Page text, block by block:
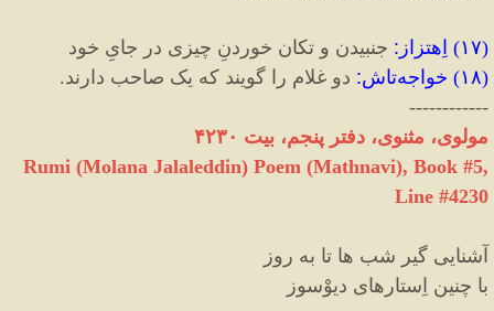
(۱۷) اِهتزاز : جنبیدن و تکان خوردنِ چیزی در جایِ خود
(۱۸) خواجه‌تاش: دو غلام را گویند که یک صاحب دارند.
------------
مولوی، مثنوی، دفتر پنجم، بیت ۴۲۳۰
Rumi (Molana Jalaleddin) Poem (Mathnavi), Book #5,
Line #4230
آشنایی گیر شب ها تا به روز
با چنین اِستارهای دیوْسوز